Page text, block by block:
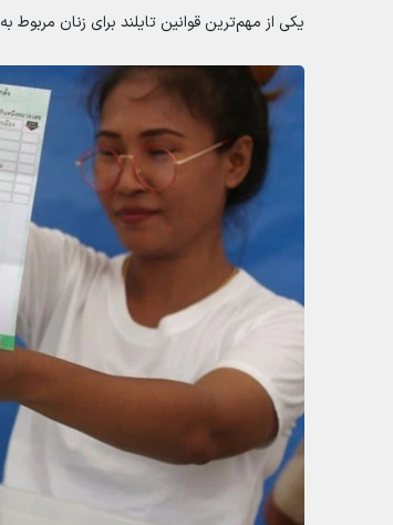
یکی از مهم‌ترین قوانین تایلند برای زنان